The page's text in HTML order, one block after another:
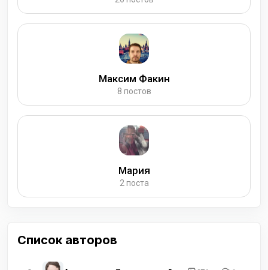
Максим Факин
8 постов
Мария
2 поста
Список авторов